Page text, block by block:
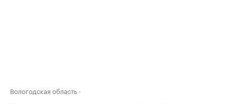
Вологодская область